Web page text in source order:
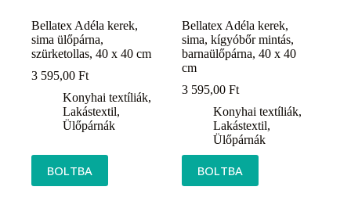
Bellatex Adéla kerek,
sima ülőpárna,
szürketollas, 40 x 40 cm
3 595,00 Ft
Konyhai textíliák,
Lakástextil,
Ülőpárnák
BOLTBA
Bellatex Adéla kerek,
sima, kígyóbőr mintás,
barnaülőpárna, 40 x 40
cm
3 595,00Ft
Konyhai textíliák,
Lakástextil,
Ülőpárnák
BOLTBA